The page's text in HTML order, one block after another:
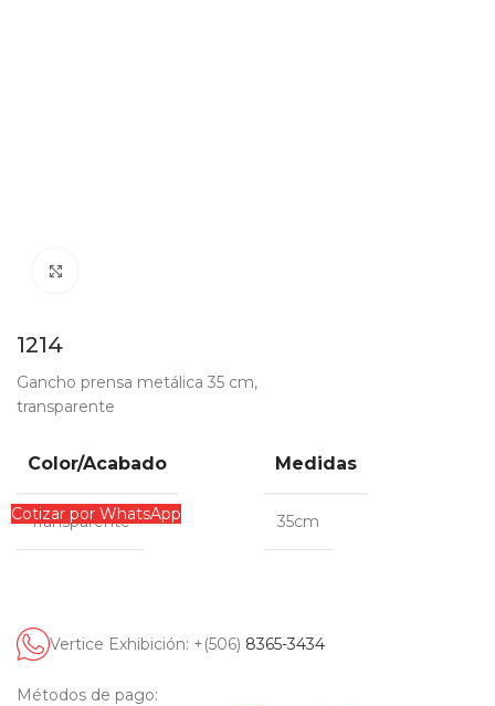
1214
Gancho prensa metálica 35 cm,
transparente
Color/Acabado
Transparente
Medidas
35cm
Cotizar por WhatsApp
Vertice Exhibición: +(506) 8365-3434
Métodos de pago: